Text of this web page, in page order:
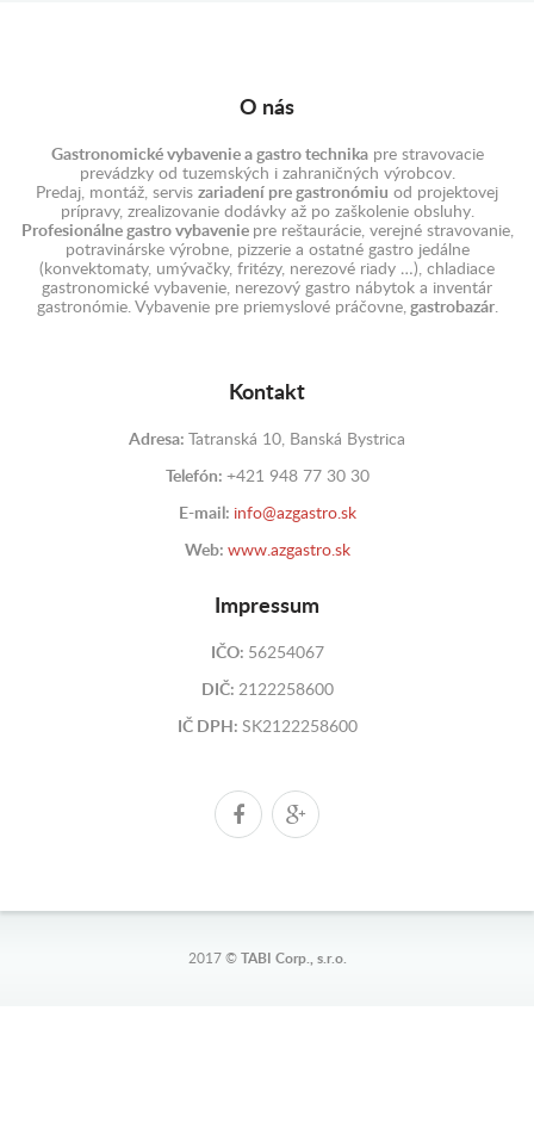
O nás
Gastronomické vybavenie a gastro technikapre stravovacie
prevádzky od tuzemských i zahraničných výrobcov.
Predaj, montáž, servis zariadení pre gastronómiu od projektovej
prípravy, zrealizovanie dodávky až po zaškolenie obsluhy.
Profesionálne gastro vybavenie pre reštaurácie, verejné stravovanie,
potravinárske výrobne, pizzerie a ostatné gastro jedálne
(konvektomaty, umývačky, fritézy, nerezové riady …), chladiace
gastronomické vybavenie, nerezový gastro nábytok a inventár
gastronómie. Vybavenie pre priemyslové práčovne,gastrobazár.
Kontakt
Adresa: Tatranská 10, Banská Bystrica
Telefón: +421 948 77 30 30
E-mail: info@azgastro.sk
Web: www.azgastro.sk
Impressum
IČO: 56254067
DIČ: 2122258600
IČ DPH: SK2122258600
2017 © TABI Corp., s.r.o.